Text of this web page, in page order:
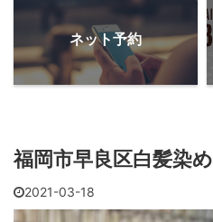
ネット予約
福岡市早良区白髪染め
2021-03-18